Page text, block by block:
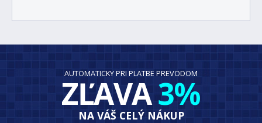
AUTOMATICKY PRI PLATBE PREVODOM
ZĽAVA3%
NA VÁŠ CELÝ NÁKUP